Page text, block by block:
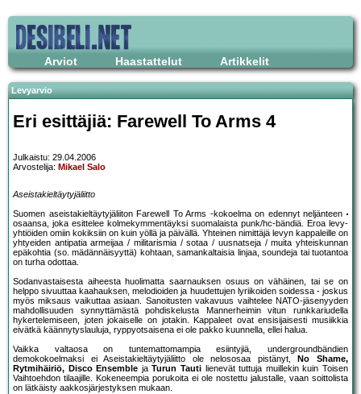
Arviot Haastattelut Artikkelit
Levyarvio
Eri esittäjiä: Farewell To Arms 4
Julkaistu: 29.04.2006
Arvostelija: Mikael Salo
Aseistakieltäytyjäliitto
Suomen aseistakieltäytyjäliiton Farewell To Arms -kokoelma on edennyt neljänteen
osaansa, joka esittelee kolmekymmentäyksi suomalaista punk/hc-bändiä. Eroa levy-
yhtiöiden omiin kokiksiin on kuin yöllä ja päivällä. Yhteinen nimittäjä levyn kappaleille on
yhtyeiden antipatia armeijaa / militarismia / sotaa / uusnatseja / muita yhteiskunnan
epäkohtia (so. mädännäisyyttä) kohtaan, samankaltaisia linjaa, soundeja tai tuotantoa
on turha odottaa.
Sodanvastaisesta aiheesta huolimatta saarnauksen osuus on vähäinen, tai se on
helppo sivuuttaa kaahauksen, melodioiden ja huudettujen lyriikoiden soidessa - joskus
myös miksaus vaikuttaa asiaan. Sanoitusten vakavuus vaihtelee NATO-jäsenyyden
mahdollisuuden synnyttämästä pohdiskelusta Mannerheimin vitun runkkariudella
hykertelemiseen, joten jokaiselle on jotakin. Kappaleet ovat ensisijaisesti musiikkia
eivätkä käännytyslauluja, ryppyotsaisena ei ole pakko kuunnella, ellei halua.
Vaikka valtaosa on tuntemattomampia esiintyjiä, undergroundbändien
demokokoelmaksi ei Aseistakieltäytyjäliitto ole nelososaa pistänyt,
No Shame,
Rytmihäiriö, Disco Ensemble jaTurun Tauti lienevät tuttuja muillekin kuin Toisen
Vaihtoehdon tilaajille. Kokeneempia porukoita ei ole nostettu jalustalle, vaan soittolista
on lätkäisty aakkosjärjestyksen mukaan.